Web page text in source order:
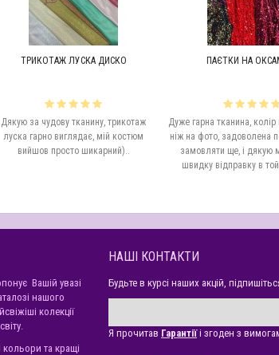
ТРИКОТАЖ ЛУСКА ДИСКО
Дякую за чудову тканину, трикотаж
луска гарно виглядає, мій костюм
вийшов просто шикарний)..
ПАЄТКИ НА
Дуже гарна тканина,
ніж на фото, задоволена
замовляти ще, і дякую
швидку відправку в
Вашій увазі
нашого
колекції
та кращі
НАШІ КОНТАКТИ
Будьте в курсі наших акцій,
Я прочитав Гарантіїі згоден з